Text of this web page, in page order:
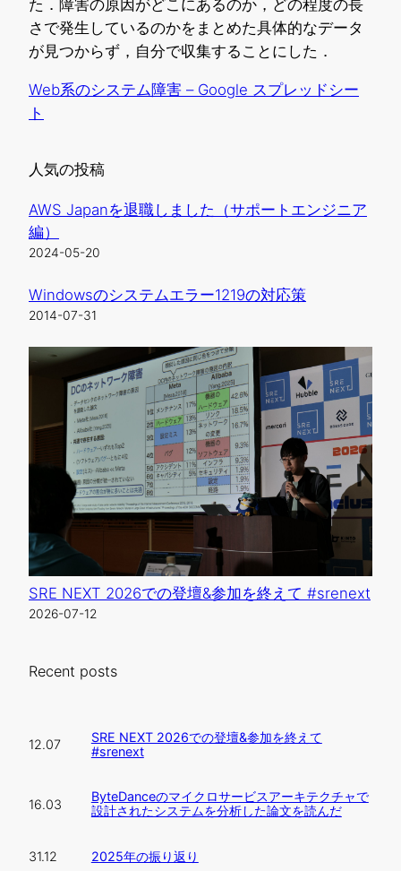
た．障害の原因がどこにあるのか，どの程度の長
さで発生しているのかをまとめた具体的なデータ
が見つからず，自分で収集することにした．
Web系のシステム障害 – Google スプレッドシー
ト
人気の投稿
AWS Japanを退職しました（サポートエンジニア
編）
2024-05-20
Windowsのシステムエラー1219の対応策
2014-07-31
SRE NEXT 2026での登壇&参加を終えて #srenext
2026-07-12
Recent posts
12.07
SRE NEXT 2026での登壇&参加を終えて
#srenext
16.03
ByteDanceのマイクロサービスアーキテクチャで
設計されたシステムを分析した論文を読んだ
31.12 2025年の振り返り